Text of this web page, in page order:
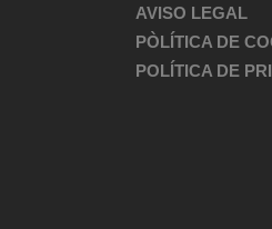
AVISO LEGAL
PÒLÍTICA DE
POLÍTICA DE